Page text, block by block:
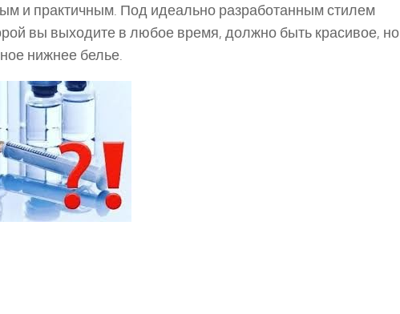
и практичным. Под идеально разработанным стилем
вы выходите в любое время, должно быть красивое, но
нижнее белье.